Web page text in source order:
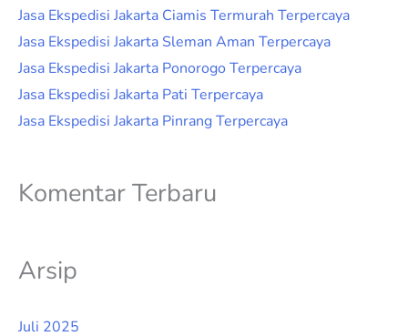
Jasa Ekspedisi Jakarta Ciamis Termurah Terpercaya
Jasa Ekspedisi Jakarta Sleman Aman Terpercaya
Jasa Ekspedisi Jakarta Ponorogo Terpercaya
Jasa Ekspedisi Jakarta Pati Terpercaya
Jasa Ekspedisi Jakarta Pinrang Terpercaya
Komentar Terbaru
Arsip
Juli 2025